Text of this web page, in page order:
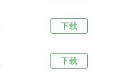
下载
下载